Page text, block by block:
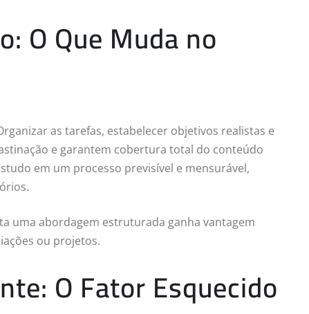
O Que Muda no
as tarefas, estabelecer objetivos realistas e
e garantem cobertura total do conteúdo
em um processo previsível e mensurável,
uma abordagem estruturada ganha vantagem
ou projetos.
O Fator Esquecido